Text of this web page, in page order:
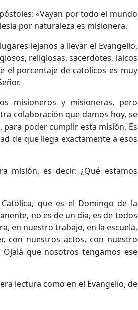
«Vayan por todo el mundo
por naturaleza es misionera.
lejanos a llevar el Evangelio,
religiosas, sacerdotes, laicos
el porcentaje de católicos es muy
misioneros y misioneras, pero
colaboración que damos hoy, se
poder cumplir esta misión. Es
de que llega exactamente a esos
misión, es decir: ¿Qué estamos
que es el Domingo de la
no es de un día, es de todos
en nuestro trabajo, en la escuela,
con nuestros actos, con nuestro
que nosotros tengamos ese
lectura como en el Evangelio, de